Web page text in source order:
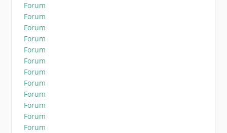
Forum
Forum
Forum
Forum
Forum
Forum
Forum
Forum
Forum
Forum
Forum
Forum